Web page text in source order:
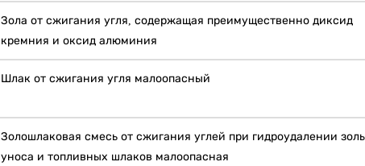
Зола от сжигания угля, содержащая преимущественно диксид
кремния и оксид алюминия
Шлак от сжигания угля малоопасный
Золошлаковая смесь от сжигания углей при гидроудалении
уноса и топливных шлаков малоопасная